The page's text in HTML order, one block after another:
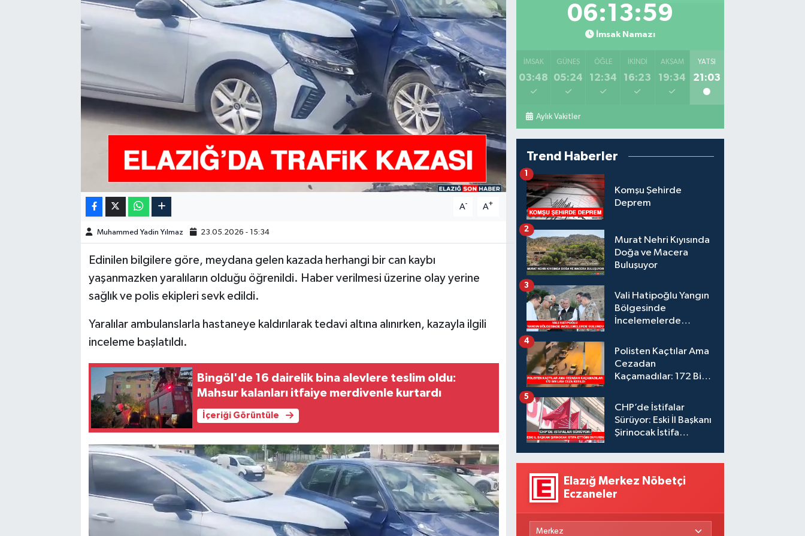
A- A+
Muhammed Yadin Yılmaz 23.05.2026 - 15:34
Edinilen bilgilere göre, meydana gelen kazada herhangi bir can kaybı
yaşanmazken yaralıların olduğu öğrenildi. Haber verilmesi üzerine olay yerine
sağlık ve polis ekipleri sevk edildi.
Yaralılar ambulanslarla hastaneye kaldırılarak tedavi altına alınırken, kazayla ilgili
inceleme başlatıldı.
Bingöl'de 16 dairelik bina alevlere teslim oldu:
Mahsur kalanları itfaiye merdivenle kurtardı
İçeriği Görüntüle
06:13:58
İmsak Namazı
İMSAK
03:48
GÜNEŞ
05:24
ÖĞLE
12:34
İKINDI
16:23
AKŞAM
19:34
YATSI
21:03
Aylık Vakitler
Trend Haberler
Komşu Şehirde
Deprem
1
Murat Nehri Kıyısında
Doğa ve Macera
Buluşuyor
2
Vali Hatipoğlu Yangın
Bölgesinde
İncelemelerde
3
Polisten Kaçtılar Ama
Cezadan
Kaçamadılar: 172 Bin
4
CHP’de İstifalar
Sürüyor: Eski İl Başkanı
Şirinocak İstifa
5
Elazığ Merkez Nöbetçi
Eczaneler
KÜLTÜR-SANAT
MAGAZİN